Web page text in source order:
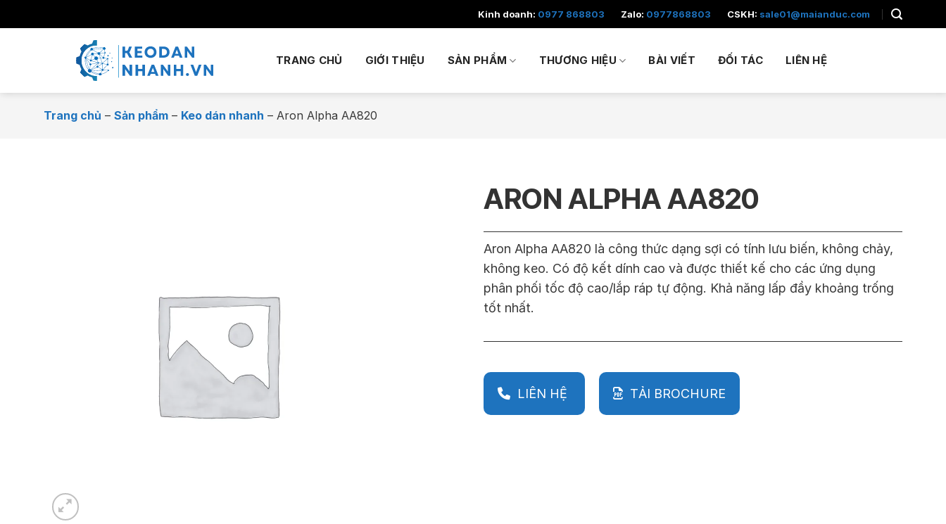
đến
Kinh doanh: 0977 868803 Zalo: 0977868803 CSKH: sale01@maianduc.com
TRANG CHỦ GIỚI THIỆU SẢN PHẨM THƯƠNG HIỆU BÀI VIẾT ĐỐI TÁC LIÊN HỆ
Trang chủ – Sản phẩm – Keo dán nhanh – Aron Alpha AA820
ARON ALPHA AA820
Aron Alpha AA820 là công thức dạng sợi có tính lưu biến, không chảy,
không keo. Có độ kết dính cao và được thiết kế cho các ứng dụng
phân phối tốc độ cao/lắp ráp tự động. Khả năng lấp đầy khoảng trống
tốt nhất.
LIÊN HỆ TẢI BROCHURE